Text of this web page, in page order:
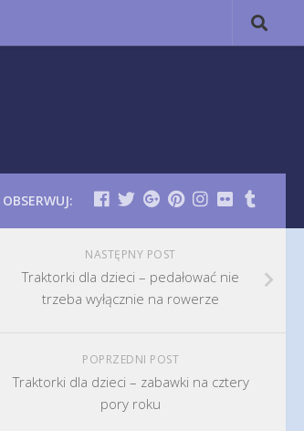
OBSERWUJ:
NASTĘPNY POST
Traktorki dla dzieci – pedałować nie
trzeba wyłącznie na rowerze
POPRZEDNI POST
Traktorki dla dzieci – zabawki na cztery
pory roku